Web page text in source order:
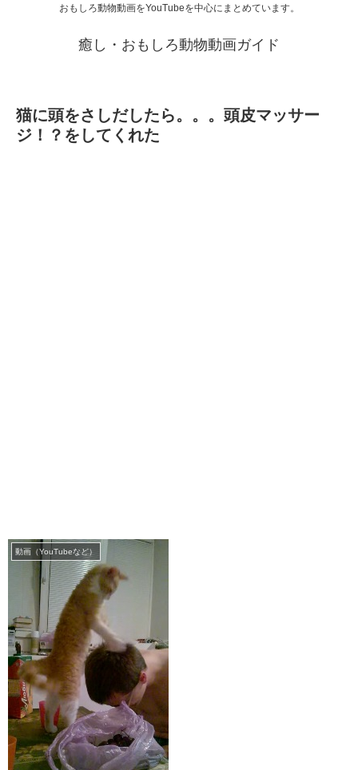
おもしろ動物動画をYouTubeを中心にまとめています。
癒し・おもしろ動物動画ガイド
猫に頭をさしだしたら。。。頭皮マッサー
ジ！？をしてくれた
動画（YouTubeなど）